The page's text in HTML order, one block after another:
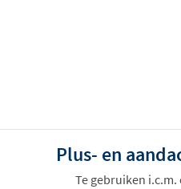
Plus- en
Te gebruiken